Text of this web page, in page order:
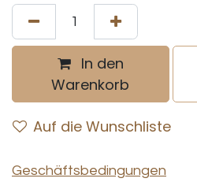
In den
Warenkorb
Auf die Wunschliste
Geschäftsbedingungen